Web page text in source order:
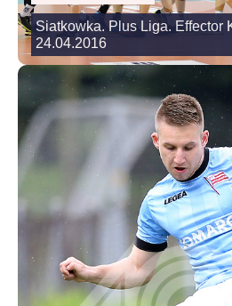
Siatkowka. Plus Liga. Effector
24.04.2016